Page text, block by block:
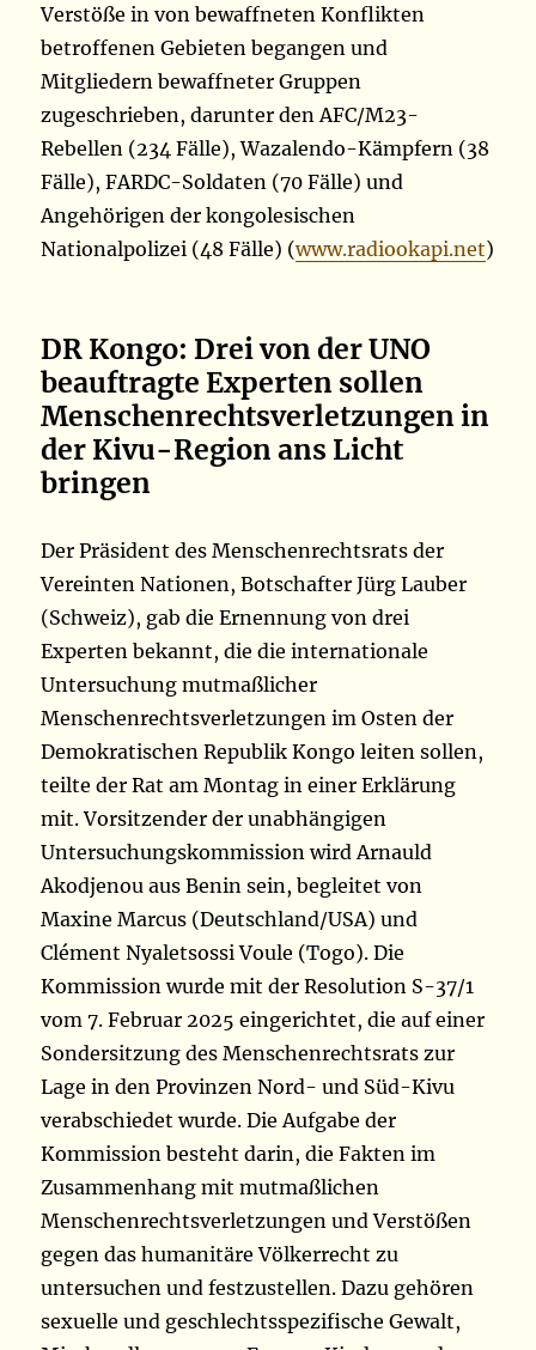
Verstöße in von bewaffneten Konflikten
betroffenen Gebieten begangen und
Mitgliedern bewaffneter Gruppen
zugeschrieben, darunter den AFC/M23-
Rebellen (234 Fälle), Wazalendo-Kämpfern (38
Fälle), FARDC-Soldaten (70 Fälle) und
Angehörigen der kongolesischen
Nationalpolizei (48 Fälle) (www.radiookapi.net)
DR Kongo: Drei von der UNO
beauftragte Experten sollen
Menschenrechtsverletzungen in
der Kivu-Region ans Licht
bringen
Der Präsident des Menschenrechtsrats der
Vereinten Nationen, Botschafter Jürg Lauber
(Schweiz), gab die Ernennung von drei
Experten bekannt, die die internationale
Untersuchung mutmaßlicher
Menschenrechtsverletzungen im Osten der
Demokratischen Republik Kongo leiten sollen,
teilte der Rat am Montag in einer Erklärung
mit. Vorsitzender der unabhängigen
Untersuchungskommission wird Arnauld
Akodjenou aus Benin sein, begleitet von
Maxine Marcus (Deutschland/USA) und
Clément Nyaletsossi Voule (Togo). Die
Kommission wurde mit der Resolution S-37/1
vom 7. Februar 2025 eingerichtet, die auf einer
Sondersitzung des Menschenrechtsrats zur
Lage in den Provinzen Nord- und Süd-Kivu
verabschiedet wurde. Die Aufgabe der
Kommission besteht darin, die Fakten im
Zusammenhang mit mutmaßlichen
Menschenrechtsverletzungen und Verstößen
gegen das humanitäre Völkerrecht zu
untersuchen und festzustellen. Dazu gehören
sexuelle und geschlechtsspezifische Gewalt,